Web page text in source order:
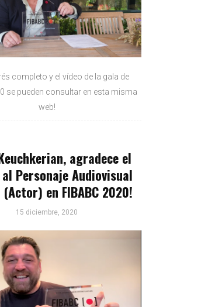
completo y el vídeo de la gala de
se pueden consultar en esta misma
web!
agradece el
Personaje Audiovisual
(Actor) en FIBABC 2020!
15 diciembre, 2020